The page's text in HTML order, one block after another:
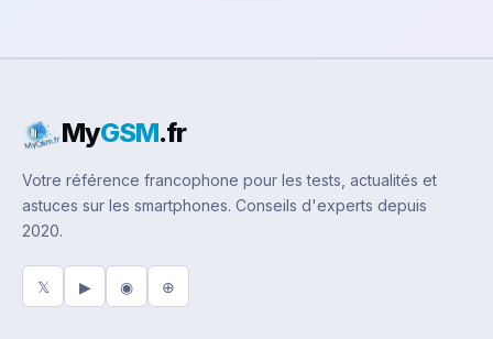
MyGSM.fr
Votre référence francophone pour les tests, actualités et
astuces sur les smartphones. Conseils d'experts depuis
2020.
𝕏 ▶ ◉ ⊕